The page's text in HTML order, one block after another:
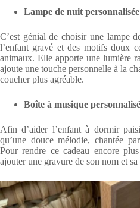
Lampe de nuit personnalisée
C’est génial de choisir une lampe
l’enfant gravé et des motifs doux
animaux. Elle apporte une lumière
ajoute une touche personnelle à la
coucher plus agréable.
Boîte à musique
Afin d’aider l’enfant à dormir
qu’une douce mélodie, chantée
Pour rendre ce cadeau encore
ajouter une gravure de son nom et sa